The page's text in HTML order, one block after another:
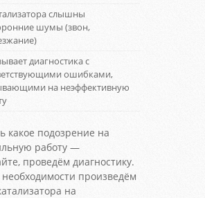
слышны
шумы (звон,
диагностика с
ошибками,
на неэффективную
какое подозрение на
работу —
проведём диагностику.
произведём
на